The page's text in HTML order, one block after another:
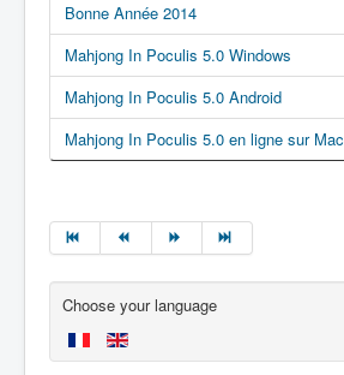
Bonne Année 2014
Mahjong In Poculis 5.0 Windows
Mahjong In Poculis 5.0 Android
Mahjong In Poculis 5.0 en ligne sur Mac
Choose your language